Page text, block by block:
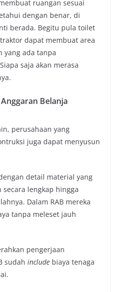
ruangan sesuai
dengan benar, di
berada. Begitu pula toilet
dapat membuat area
yang ada tanpa
saja akan merasa
Belanja
perusahaan yang
juga dapat menyusun
detail material yang
lengkap hingga
Dalam RAB mereka
tanpa meleset jauh
pengerjaan
sudah include biaya tenaga